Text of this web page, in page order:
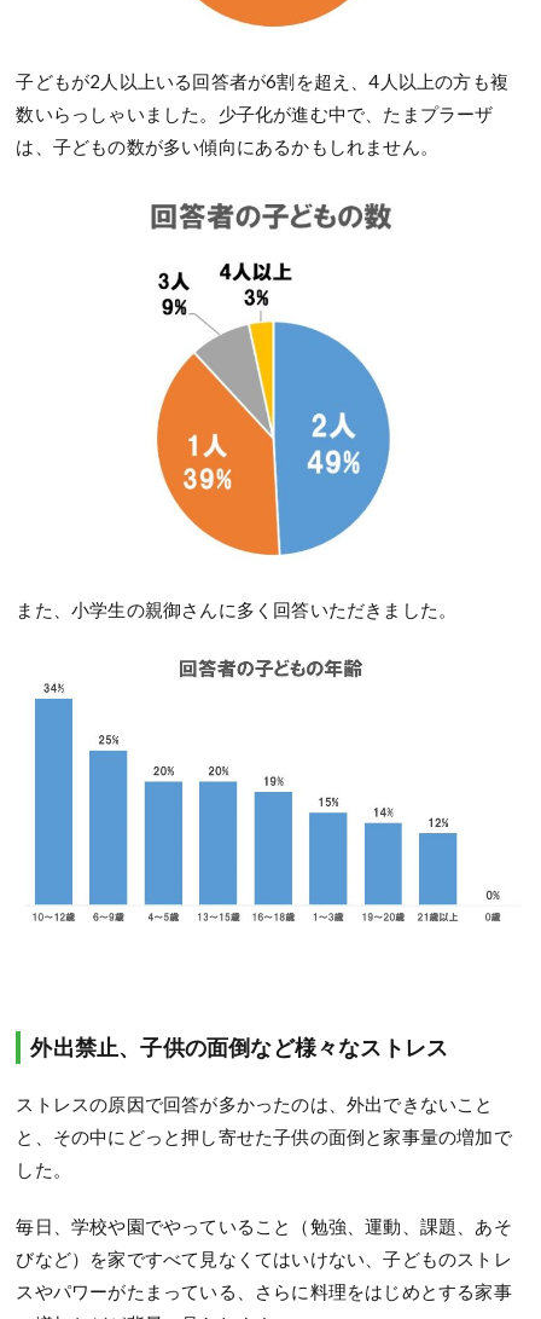
子どもが2人以上いる回答者が6割を超え、4人以上の方も複
数いらっしゃいました。少子化が進む中で、たまプラーザ
は、子どもの数が多い傾向にあるかもしれません。
また、小学生の親御さんに多く回答いただきました。
外出禁止、子供の面倒など様々なストレス
ストレスの原因で回答が多かったのは、外出できないこと
と、その中にどっと押し寄せた子供の面倒と家事量の増加で
した。
毎日、学校や園でやっていること（勉強、運動、課題、あそ
びなど）を家ですべて見なくてはいけない、子どものストレ
スやパワーがたまっている、さらに料理をはじめとする家事